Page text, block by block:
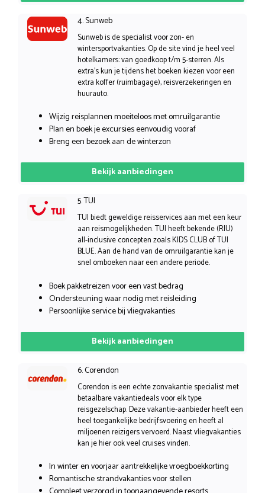
4. Sunweb
Sunweb is de specialist voor zon- en
wintersportvakanties. Op de site vind je heel veel
hotelkamers: van goedkoop t/m 5-sterren. Als
extra’s kun je tijdens het boeken kiezen voor een
extra koffer (ruimbagage), reisverzekeringen en
huurauto.
Wijzig reisplannen moeiteloos met omruilgarantie
Plan en boek je excursies eenvoudig vooraf
Breng een bezoek aan de winterzon
Bekijk aanbiedingen
5. TUI
TUI biedt geweldige reisservices aan met een keur
aan reismogelijkheden. TUI heeft bekende (RIU)
all-inclusive concepten zoals KIDS CLUB of TUI
BLUE. Aan de hand van de omruilgarantie kan je
snel omboeken naar een andere periode.
Boek pakketreizen voor een vast bedrag
Ondersteuning waar nodig met reisleiding
Persoonlijke service bij vliegvakanties
Bekijk aanbiedingen
6. Corendon
Corendon is een echte zonvakantie specialist met
betaalbare vakantiedeals voor elk type
reisgezelschap. Deze vakantie-aanbieder heeft een
heel toegankelijke bedrijfsvoering en heeft al
miljoenen reizigers vervoerd. Naast vliegvakanties
kan je hier ook veel cruises vinden.
In winter en voorjaar aantrekkelijke vroegboekkorting
Romantische strandvakanties voor stellen